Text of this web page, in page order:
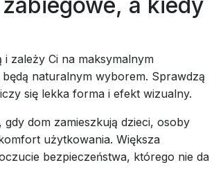
zależy Ci na maksymalnym
naturalnym wyborem. Sprawdzą
się lekka forma i efekt wizualny.
dom zamieszkują dzieci, osoby
użytkowania. Większa
bezpieczeństwa, którego nie da